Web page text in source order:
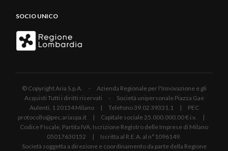
SOCIO UNICO
© Copyright Aria S.p.A. - Azienda Regionale per l'Innovazione e gli
Acquisti Tutti i diritti riservati - Società unipersonale Piazza Gae
Aulenti, 1 20154 Milano | Telefono 39.02 39331.1 | PEC
protocollo@pec.ariaspa.it | Capitale sociale 25.000.000,00 € i.v. |
Codice Fiscale, Partita IVA, Iscrizione Registro delle Imprese di Milano
05017630152 | Iscritta al R.E.A. al n°1096149.
Società soggetta a direzione e coordinamento da parte della Regione